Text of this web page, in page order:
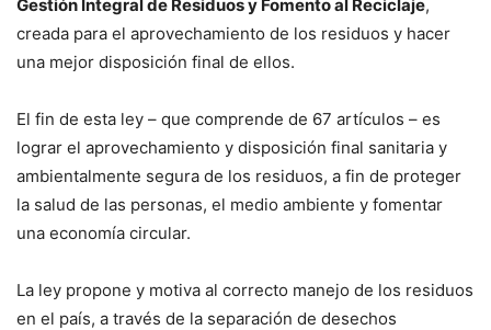
Gestión Integral de Residuos y Fomento al Reciclaje,
creada para el aprovechamiento de los residuos y hacer
una mejor disposición final de ellos.
El fin de esta ley – que comprende de 67 artículos – es
lograr el aprovechamiento y disposición final sanitaria y
ambientalmente segura de los residuos, a fin de proteger
la salud de las personas, el medio ambiente y fomentar
una economía circular.
La ley propone y motiva al correcto manejo de los residuos
en el país, a través de la separación de desechos